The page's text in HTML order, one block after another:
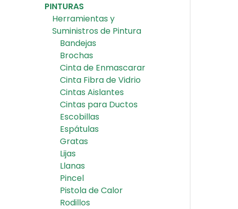
PINTURAS
Herramientas y
Suministros de Pintura
Bandejas
Brochas
Cinta de Enmascarar
Cinta Fibra de Vidrio
Cintas Aislantes
Cintas para Ductos
Escobillas
Espátulas
Gratas
Lijas
Llanas
Pincel
Pistola de Calor
Rodillos